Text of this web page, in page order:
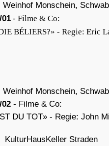
Weinhof Monschein,
- Filme & Co:
BÉLIERS?» - Regie: Eric
Monschein,
- Filme & Co:
DU TOT» - Regie: John
Straden